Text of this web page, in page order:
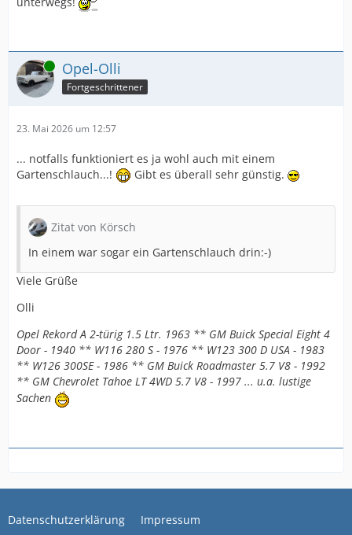
Online Opel-Olli
Fortgeschrittener
23. Mai 2026 um 12:57
... notfalls funktioniert es ja wohl auch mit einem
Gartenschlauch...!
Gibt es überall sehr günstig.
Zitat von Körsch
In einem war sogar ein Gartenschlauch drin:-)
Viele Grüße
Olli
Opel Rekord A 2-türig 1.5 Ltr. 1963 ** GM Buick Special Eight 4
Door - 1940 ** W116 280 S - 1976 ** W123 300 D USA - 1983
** W126 300SE - 1986 ** GM Buick Roadmaster 5.7 V8 - 1992
** GM Chevrolet Tahoe LT 4WD 5.7 V8 - 1997 ... u.a. lustige
Sachen
Datenschutzerklärung Impressum